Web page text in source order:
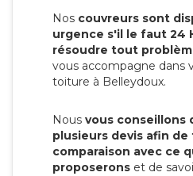
Nos couvreurs sont
urgence s'il le faut 24
résoudre tout
vous accompagne dans
toiture à Belleydoux.
Nous vous conseillons
plusieurs devis afin de
comparaison avec ce
proposerons et de